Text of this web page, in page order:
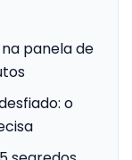
panela de
o